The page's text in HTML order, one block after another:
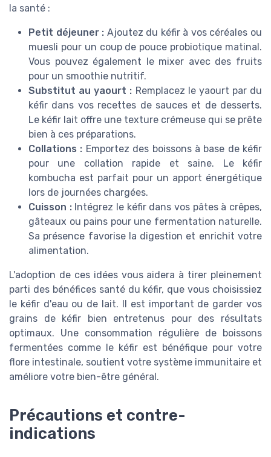
la santé :
Petit déjeuner : Ajoutez du kéfir à vos céréales ou
muesli pour un coup de pouce probiotique matinal.
Vous pouvez également le mixer avec des fruits
pour un smoothie nutritif.
Substitut au yaourt : Remplacez le yaourt par du
kéfir dans vos recettes de sauces et de desserts.
Le kéfir lait offre une texture crémeuse qui se prête
bien à ces préparations.
Collations : Emportez des boissons à base de kéfir
pour une collation rapide et saine. Le kéfir
kombucha est parfait pour un apport énergétique
lors de journées chargées.
Cuisson :Intégrez le kéfir dans vos pâtes à crêpes,
gâteaux ou pains pour une fermentation naturelle.
Sa présence favorise la digestion et enrichit votre
alimentation.
L'adoption de ces idées vous aidera à tirer pleinement
parti des bénéfices santé du kéfir, que vous choisissiez
le kéfir d'eau ou de lait. Il est important de garder vos
grains de kéfir bien entretenus pour des résultats
optimaux. Une consommation régulière de boissons
fermentées comme le kéfir est bénéfique pour votre
flore intestinale, soutient votre système immunitaire et
améliore votre bien-être général.
Précautions et contre-
indications